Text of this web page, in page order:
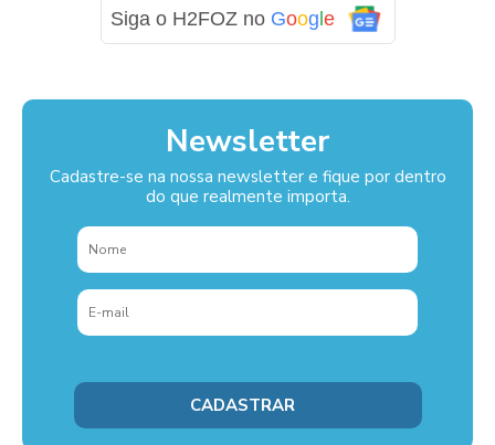
Siga o H2FOZ no Google
Newsletter
Cadastre-se na nossa newsletter e fique por dentro
do que realmente importa.